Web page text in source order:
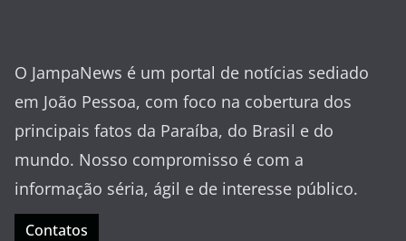
O JampaNews é um portal de notícias sediado
em João Pessoa, com foco na cobertura dos
principais fatos da Paraíba, do Brasil e do
mundo. Nosso compromisso é com a
informação séria, ágil e de interesse público.
Contatos